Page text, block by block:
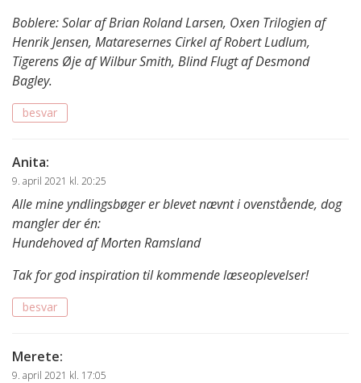
Boblere: Solar af Brian Roland Larsen, Oxen Trilogien af
Henrik Jensen, Mataresernes Cirkel af Robert Ludlum,
Tigerens Øje af Wilbur Smith, Blind Flugt af Desmond
Bagley.
besvar
Anita:
9. april 2021 kl. 20:25
Alle mine yndlingsbøger er blevet nævnt i ovenstående, dog
mangler der én:
Hundehoved af Morten Ramsland
Tak for god inspiration til kommende læseoplevelser!
besvar
Merete:
9. april 2021 kl. 17:05